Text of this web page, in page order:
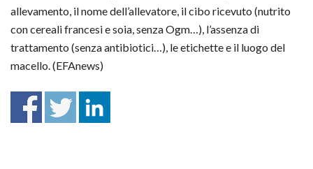
allevamento, il nome dell’allevatore, il cibo ricevuto (nutrito
con cereali francesi e soia, senza Ogm…), l’assenza di
trattamento (senza antibiotici…), le etichette e il luogo del
macello. (EFAnews)